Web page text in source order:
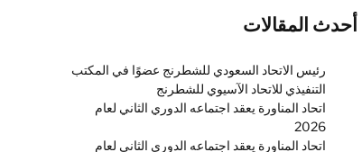
أحدث المقالات
رئيس الاتحاد السعودي للشطرنج عضوًا في المكتب
التنفيذي للاتحاد الآسيوي للشطرنج
اتحاد المناورة يعقد اجتماعه الدوري الثاني لعام
2026
اتحاد المناورة يعقد اجتماعه الدوري الثاني لعام